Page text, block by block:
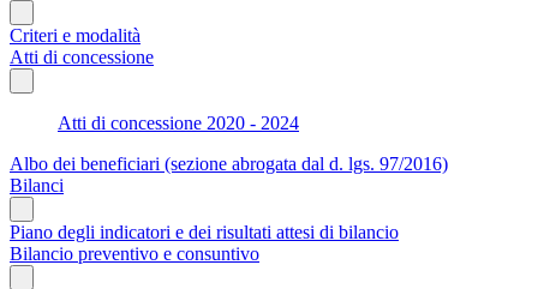
Criteri e modalità
Atti di concessione
Atti di concessione 2020 - 2024
Albo dei beneficiari (sezione abrogata dal d. lgs. 97/2016)
Bilanci
Piano degli indicatori e dei risultati attesi di bilancio
Bilancio preventivo e consuntivo